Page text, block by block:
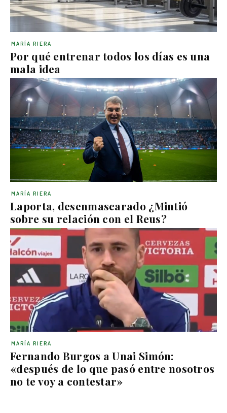
Por qué entrenar todos los días es una
mala idea
MARÍA RIERA
Laporta, desenmascarado ¿Mintió
sobre su relación con el Reus?
MARÍA RIERA
Fernando Burgos a Unai Simón:
«después de lo que pasó entre nosotros
no te voy a contestar»
MARÍA RIERA